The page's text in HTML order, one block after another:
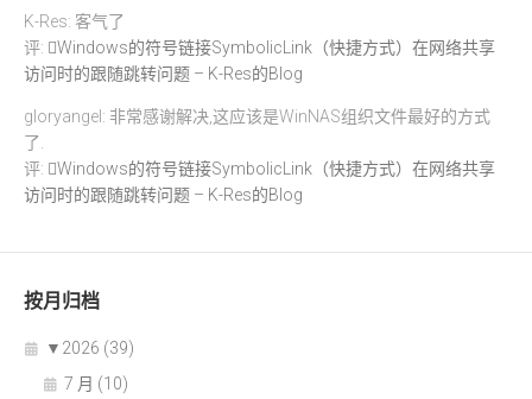
K-Res: 客气了
评:
Windows的符号链接SymbolicLink（快捷方式）在网络共享
访问时的跟随跳转问题 – K-Res的Blog
gloryangel: 非常感谢解决,这应该是WinNAS组织文件最好的方式
了.
评:
Windows的符号链接SymbolicLink（快捷方式）在网络共享
访问时的跟随跳转问题 – K-Res的Blog
按月归档
▼ 2026 (39)
7 月 (10)